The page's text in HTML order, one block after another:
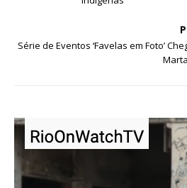
Série de Eventos ‘Favelas em Foto’